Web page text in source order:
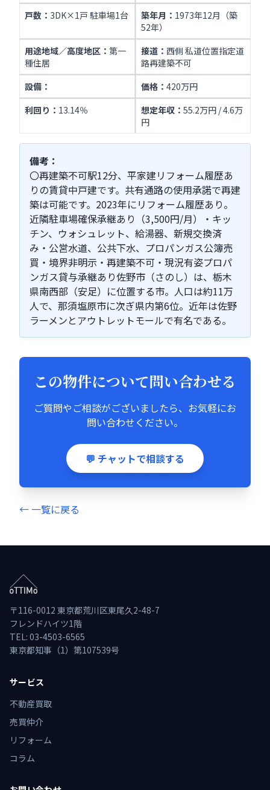
戸数： 3DK×1戸 駐車場1台 築年月： 1973年12月（築
52年）
用途地域／高度地区： 第一
種住居
接道： 西側 私道位置指定道
路再建築不可
設備：
価格： 420万円
利回り： 13.14％ 想定年収： 55.2万円 / 4.6万
円
備考：
〇再建築不可駅12分、平家建リフォーム履歴あ
りの賃貸中戸建です。共有通路の使用承諾で再建
築は可能です。2023年にリフォーム履歴あり。
近隣駐車場確保承継あり（3,500円/月）・キッ
チン、ウォシュレット、給湯器、新規交換済
み・公営水道、公共下水、プロパンガス公簿売
買・境界非明示・再建築不可・現況有姿プロパ
ンガス貸与承継あり佐野市（さのし）は、栃木
県南西部（安足）に位置する市。人口は約11万
人で、那須塩原市に次ぎ県内第6位。近年は佐野
ラーメンとアウトレットモールで有名である。
この物件について問い合わせる
ご質問やご相談がございましたら、お気軽にお
問い合わせください。
💬 チャットで相談する
← 一覧に戻る
〒116-0012 東京都荒川区東尾久2-48-7
フレンドハイツ1階
TEL: 03-4503-6565
東京都知事（1）第107539号
サービス
不動産買取
売買仲介
リフォーム
コラム